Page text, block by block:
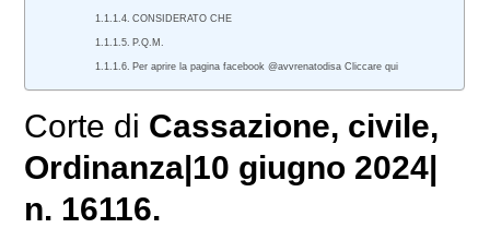
CONSIDERATO CHE
P.Q.M.
Per aprire la pagina facebook @avvrenatodisa Cliccare qui
Corte di Cassazione, civile,
Ordinanza|10 giugno 2024|
n. 16116.